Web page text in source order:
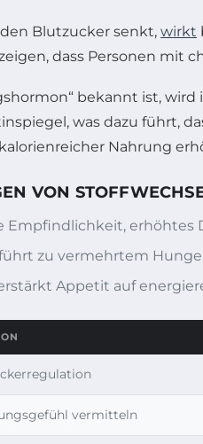
Blutzucker senkt, wirkt
dass Personen mit
bekannt ist,
was dazu führt,
Nahrung
VON
Empfindlichkeit, erhöhtes
zu vermehrtem
Appetit auf
vermitteln